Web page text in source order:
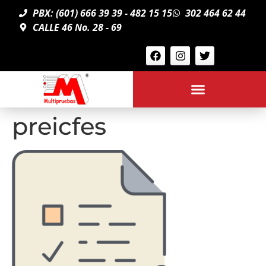
PBX: (601) 666 39 39 - 482 15 15
302 464 62 44
CALLE 46 No. 28 - 69
preicfes